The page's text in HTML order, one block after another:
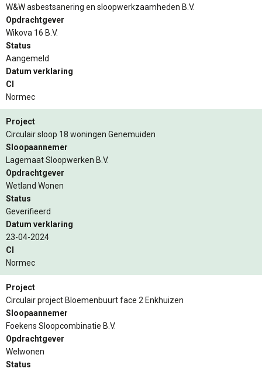
W&W asbestsanering en sloopwerkzaamheden B.V.
Opdrachtgever
Wikova 16 B.V.
Status
Aangemeld
Datum verklaring
CI
Normec
Project
Circulair sloop 18 woningen Genemuiden
Sloopaannemer
Lagemaat Sloopwerken B.V.
Opdrachtgever
Wetland Wonen
Status
Geverifieerd
Datum verklaring
23-04-2024
CI
Normec
Project
Circulair project Bloemenbuurt face 2 Enkhuizen
Sloopaannemer
Foekens Sloopcombinatie B.V.
Opdrachtgever
Welwonen
Status